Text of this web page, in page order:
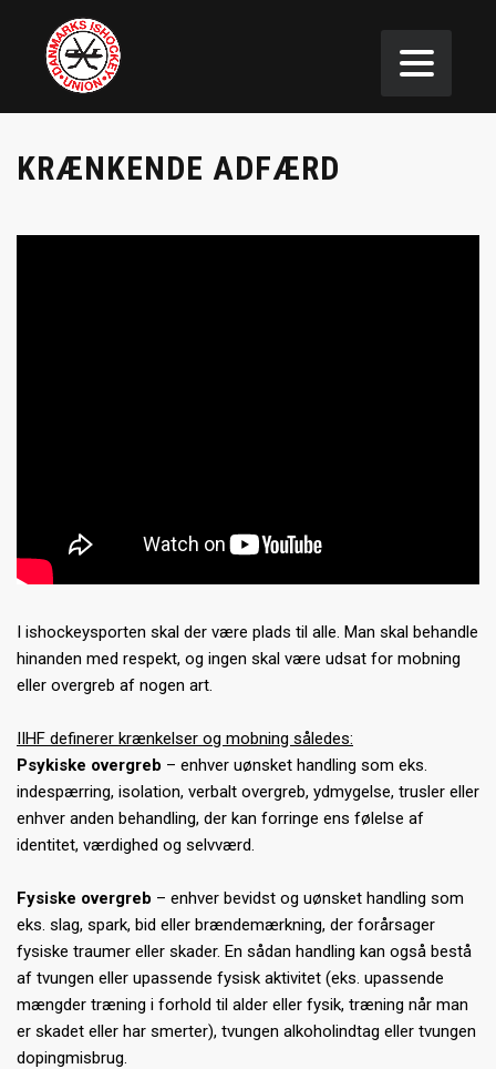
KRÆNKENDE ADFÆRD
I ishockeysporten skal der være plads til alle. Man skal behandle
hinanden med respekt, og ingen skal være udsat for mobning
eller overgreb af nogen art.
IIHF definerer krænkelser og mobning således:
Psykiske overgreb – enhver uønsket handling som eks.
indespærring, isolation, verbalt overgreb, ydmygelse, trusler eller
enhver anden behandling, der kan forringe ens følelse af
identitet, værdighed og selvværd.
Fysiske overgreb – enhver bevidst og uønsket handling som
eks. slag, spark, bid eller brændemærkning, der forårsager
fysiske traumer eller skader. En sådan handling kan også bestå
af tvungen eller upassende fysisk aktivitet (eks. upassende
mængder træning i forhold til alder eller fysik, træning når man
er skadet eller har smerter), tvungen alkoholindtag eller tvungen
dopingmisbrug.